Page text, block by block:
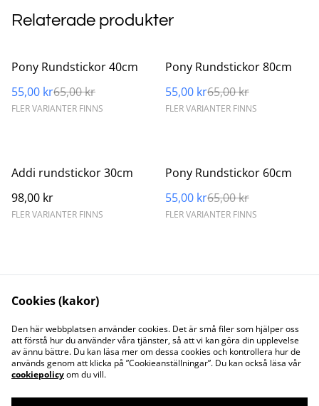
Relaterade produkter
%
Pony Rundstickor 40cm
55,00 kr65,00 kr
FLER VARIANTER FINNS
%
Pony Rundstickor 80cm
55,00 kr65,00 kr
FLER VARIANTER FINNS
Addi rundstickor 30cm
98,00 kr
FLER VARIANTER FINNS
%
Pony Rundstickor 60cm
55,00 kr65,00 kr
FLER VARIANTER FINNS
Kontakta oss
Juridisk information
Integritetspolicy
Cookiepolicy
Söt och Flitig HB
Org.nr. 969773-7535
Cookies (kakor)
Den här webbplatsen använder cookies. Det är små filer som hjälper oss
att förstå hur du använder våra tjänster, så att vi kan göra din upplevelse
av ännu bättre. Du kan läsa mer om dessa cookies och kontrollera hur de
används genom att klicka på ”Cookieanställningar”. Du kan också läsa vår
cookiepolicyom du vill.